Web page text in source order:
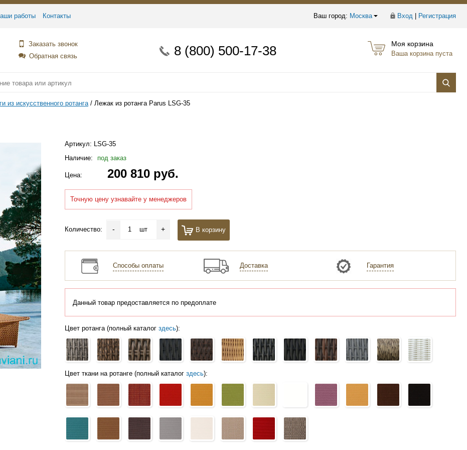
Ваш город: Москва Вход Регистрация
работы Контакты
Заказать звонок
Обратная связь
8 (800) 500-17-38 Моя корзина
Ваша корзина пуста
из искусственного ротанга Лежак из ротанга Parus LSG-35
Артикул: LSG-35
Наличие:
под заказ
Цена: 200 810 руб.
Точную цену узнавайте у менеджеров
Количество: - шт + В корзину
Способы оплаты Доставка Гарантия
Данный товар предоставляется по предоплате
Цвет ротанга (полный каталог здесь):
Цвет ткани на ротанге (полный каталог здесь):